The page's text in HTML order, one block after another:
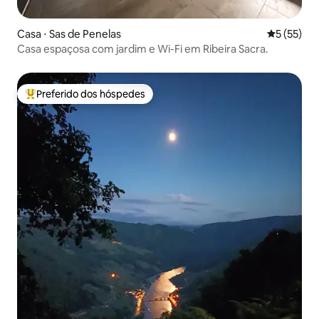
Casa ⋅ Sas de Penelas 5 de uma
5 (55)
Casa espaçosa com jardim e Wi-Fi em Ribeira Sacra.
Entre os melhores preferidos dos hóspedes
Preferido dos hóspedes